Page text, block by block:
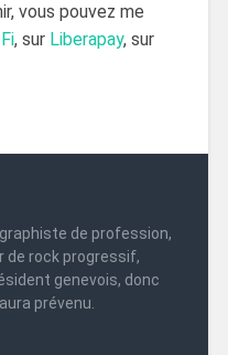
vous pouvez me
, sur Liberapay, sur
graphiste de profession,
de rock progressif,
genevois, donc
prévenu.